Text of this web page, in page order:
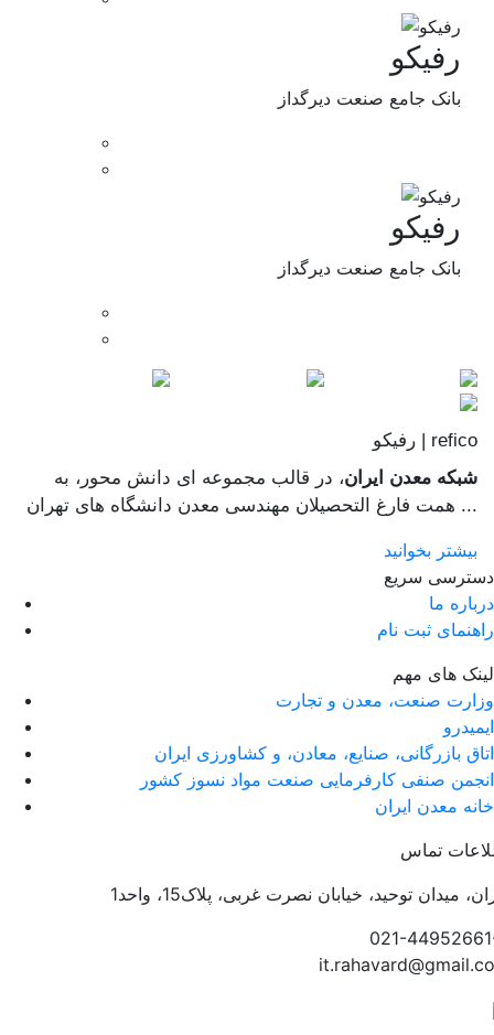
رفیکو
بانک جامع صنعت دیرگداز
رفیکو
بانک جامع صنعت دیرگداز
رفیکو | refico
شبکه معدن ایران، در قالب مجموعه ای دانش محور، به
همت فارغ­ التحصیلان مهندسی معدن دانشگاه ­های تهران ...
بیشتر بخوانید
دسترسی سریع
درباره ما
راهنمای ثبت نام
لینک های مهم
وزارت صنعت، معدن و تجارت
ایمیدرو
اتاق بازرگانی، صنایع، معادن، و کشاورزی ایران
انجمن صنفی کارفرمایی صنعت مواد نسوز کشور
خانه معدن ایران
تماس
میدان توحید، خیابان نصرت غربی، پلاک15، واحد1
021-